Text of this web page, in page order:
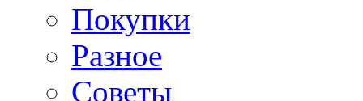
Покупки
Разное
Советы